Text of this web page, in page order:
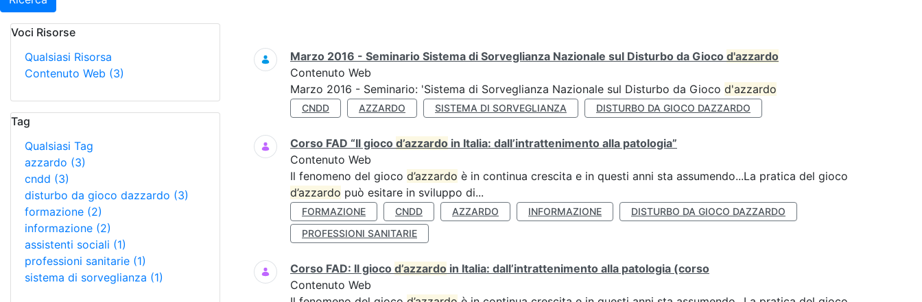
Voci Risorse
Qualsiasi Risorsa
Contenuto Web (3)
Tag
Qualsiasi Tag
azzardo (3)
cndd (3)
disturbo da gioco dazzardo (3)
formazione (2)
informazione (2)
assistenti sociali (1)
professioni sanitarie (1)
sistema di sorveglianza (1)
Ricerca
Marzo 2016 - Seminario Sistema di Sorveglianza Nazionale sul Disturbo da Gioco d'azzardo
Contenuto Web
Marzo 2016 - Seminario: 'Sistema di Sorveglianza Nazionale sul Disturbo da Gioco d'azzardo
CNDD AZZARDO SISTEMA DI SORVEGLIANZA DISTURBO DA GIOCO DAZZARDO
Corso FAD “Il gioco d’azzardo in Italia: dall’intrattenimento alla patologia”
Contenuto Web
Il fenomeno del gioco d’azzardo è in continua crescita e in questi anni sta assumendo...La pratica del gioco
d’azzardo può esitare in sviluppo di...
FORMAZIONE CNDD AZZARDO INFORMAZIONE
DISTURBO DA GIOCO DAZZARDO
PROFESSIONI SANITARIE
Corso FAD: Il gioco d’azzardo in Italia: dall’intrattenimento alla patologia (corso
Contenuto Web